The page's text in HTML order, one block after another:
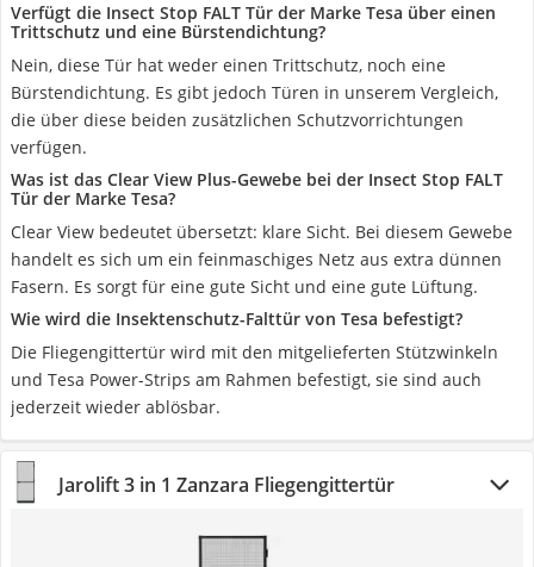
Verfügt die Insect Stop FALT Tür der Marke Tesa über einen
Trittschutz und eine Bürstendichtung?
Nein, diese Tür hat weder einen Trittschutz, noch eine
Bürstendichtung. Es gibt jedoch Türen in unserem Vergleich,
die über diese beiden zusätzlichen Schutzvorrichtungen
verfügen.
Was ist das Clear View Plus-Gewebe bei der Insect Stop FALT
Tür der Marke Tesa?
Clear View bedeutet übersetzt: klare Sicht. Bei diesem Gewebe
handelt es sich um ein feinmaschiges Netz aus extra dünnen
Fasern. Es sorgt für eine gute Sicht und eine gute Lüftung.
Wie wird die Insektenschutz-Falttür von Tesa befestigt?
Die Fliegengittertür wird mit den mitgelieferten Stützwinkeln
und Tesa Power-Strips am Rahmen befestigt, sie sind auch
jederzeit wieder ablösbar.
Jarolift 3 in 1 Zanzara Fliegengittertür